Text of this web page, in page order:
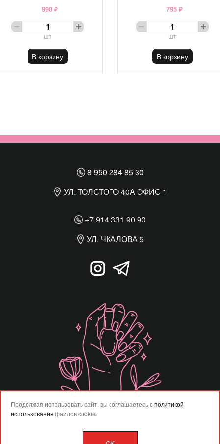
990 ₽
шт
В корзину
795 ₽
шт
В корзину
8 950 284 85 30
УЛ. ТОЛСТОГО 40А ОФИС 1
+7 914 331 90 90
УЛ. ЧКАЛОВА 5
Продолжая использовать сайт, вы соглашаетесь сполитикой
использования файлов cookie.